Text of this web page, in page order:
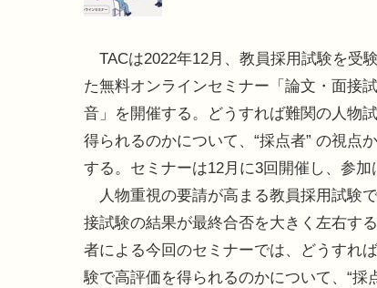
TACは2022年12月、教員採用試験を受
た無料オンラインセミナー「論文・面接
音」を開催する。どうすれば難関の人物
得られるのかについて、“採点者” の視点
する。セミナーは12月に3回開催し、参加
人物重視の要請が高まる教員採用試験
接試験の結果が最終合否を大きく左右す
者による今回のセミナーでは、どうすれ
験で高評価を得られるのかについて、“採